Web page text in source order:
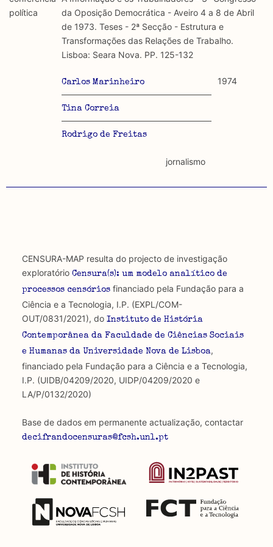
académicos.
Limitações
A lista procura incluir as publicações mais relevantes
a algumas das publicações que aqui se encontram
discurso e uso da liberdade de expressão. Trata-se de
uma censura que é omnipresente, dado que é
constitutiva do próprio acto de fala.
Regulatória e Constitutiva : são combinadas ambas
Teórica
Combinação teórico-empírica
política
da Oposição Democrática - Aveiro 4 a 8 de Abril
de 1973. Teses - 2ª Secção - Estrutura e
Transformações das Relações de Trabalho.
Lisboa: Seara Nova. PP. 125-132
Carlos Marinheiro
Tina Correia
Rodrigo de Freitas
1974
jornalismo
CENSURA-MAP resulta do projecto de investigação
exploratório Censura(s): um modelo analítico de
processos censóriosfinanciado pela Fundação para a
Ciência e a Tecnologia, I.P. (EXPL/COM-
OUT/0831/2021), do Instituto de História
Contemporânea da Faculdade de Ciências Sociais
e Humanas da Universidade Nova de Lisboa,
financiado pela Fundação para a Ciência e a Tecnologia,
I.P. (UIDB/04209/2020, UIDP/04209/2020 e
LA/P/0132/2020)
Base de dados em permanente actualização, contactar
decifrandocensuras@fcsh.unl.pt